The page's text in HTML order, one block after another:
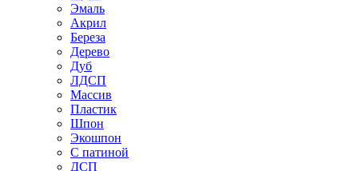
Эмаль
Акрил
Береза
Дерево
Дуб
ЛДСП
Массив
Пластик
Шпон
Экошпон
С патиной
ДСП